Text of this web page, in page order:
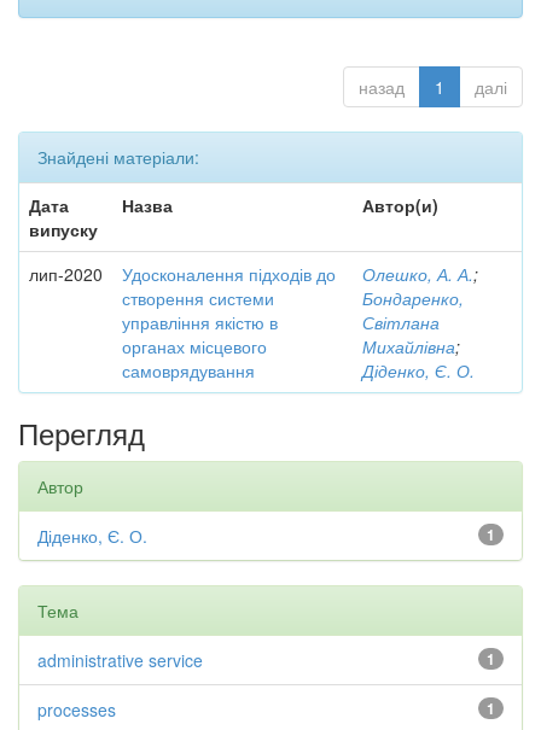
назад 1 далі
Знайдені матеріали:
Дата
випуску
Назва Автор(и)
лип-2020
Удосконалення підходів до
створення системи
управління якістю в
органах місцевого
самоврядування
Олешко, А. А.;
Бондаренко,
Світлана
Михайлівна;
Діденко, Є. О.
Перегляд
Автор
1
Діденко, Є. О.
Тема
1
administrative service
1
processes